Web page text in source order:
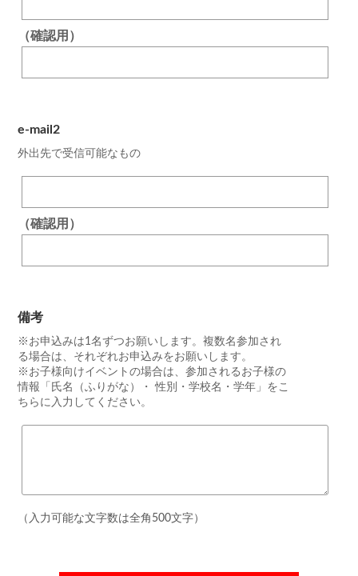
（確認用）
e-mail2
外出先で受信可能なもの
（確認用）
備考
※お申込みは1名ずつお願いします。複数名参加され
る場合は、それぞれお申込みをお願いします。
※お子様向けイベントの場合は、参加されるお子様の
情報「氏名（ふりがな）・ 性別・学校名・学年」をこ
ちらに入力してください。
（入力可能な文字数は全角500文字）